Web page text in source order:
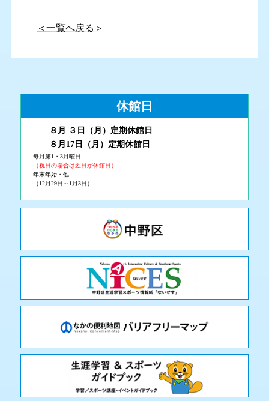
＜一覧へ戻る＞
休館日
８月 ３ 日（月 ） 定期休館日
８月17日（月 ）定期休館日
毎月第1・3月曜日
（祝日の場合は翌日が休館日）
年末年始・他
（12月29日～1月3日）